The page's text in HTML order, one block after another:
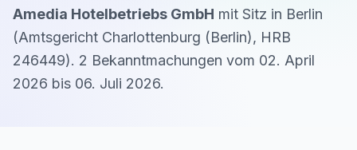
Amedia Hotelbetriebs GmbH mit Sitz in Berlin
(Amtsgericht Charlottenburg (Berlin), HRB
246449). 2 Bekanntmachungen vom 02. April
2026 bis 06. Juli 2026.